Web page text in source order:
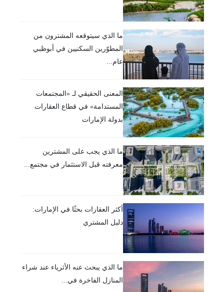
ما الذي سيتوقعه المشترون من
المطوّرين السكنيين في أبوظبي
عام...
المعنى الحقيقي لـ «المجتمعات
المستدامة» في قطاع العقارات
بدولة الإمارات
ما الذي يجب على المشترين
معرفته قبل الاستثمار في مجتمع...
أكثر العقارات بحثًا في الإمارات:
دليل المشتري
ما الذي يبحث عنه الأثرياء عند شراء
المنازل الفاخرة في...